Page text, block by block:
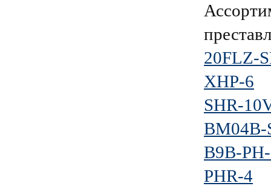
20FLZ-
XHP-6
SHR-
BM04B-
B9B-
PHR-4